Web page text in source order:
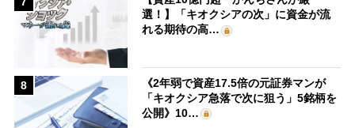
選！】「キオクシアの次」に資金が流
れる期待の高…
8
《2年弱で資産17.5倍の元証券マンが
「キオクシア急落で次に狙う」5銘柄を
公開》10…